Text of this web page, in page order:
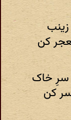
کن
سرِ خاک
کن